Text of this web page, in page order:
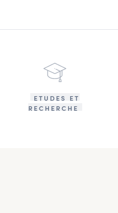
ETUDES ET
RECHERCHE